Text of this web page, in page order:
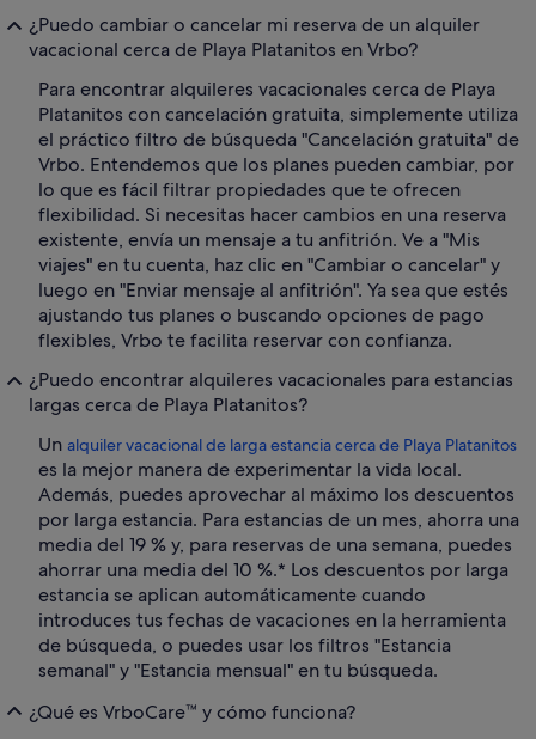
¿Puedo cambiar o cancelar mi reserva de un alquiler
vacacional cerca de Playa Platanitos en Vrbo?
Para encontrar alquileres vacacionales cerca de Playa
Platanitos con cancelación gratuita, simplemente utiliza
el práctico filtro de búsqueda "Cancelación gratuita" de
Vrbo. Entendemos que los planes pueden cambiar, por
lo que es fácil filtrar propiedades que te ofrecen
flexibilidad. Si necesitas hacer cambios en una reserva
existente, envía un mensaje a tu anfitrión. Ve a "Mis
viajes" en tu cuenta, haz clic en "Cambiar o cancelar" y
luego en "Enviar mensaje al anfitrión". Ya sea que estés
ajustando tus planes o buscando opciones de pago
flexibles, Vrbo te facilita reservar con confianza.
¿Puedo encontrar alquileres vacacionales para estancias
largas cerca de Playa Platanitos?
Un alquiler vacacional de larga estancia cerca de Playa Platanitos
es la mejor manera de experimentar la vida local.
Además, puedes aprovechar al máximo los descuentos
por larga estancia. Para estancias de un mes, ahorra una
media del 19 % y, para reservas de una semana, puedes
ahorrar una media del 10 %.* Los descuentos por larga
estancia se aplican automáticamente cuando
introduces tus fechas de vacaciones en la herramienta
de búsqueda, o puedes usar los filtros "Estancia
semanal" y "Estancia mensual" en tu búsqueda.
¿Qué es VrboCare™ y cómo funciona?